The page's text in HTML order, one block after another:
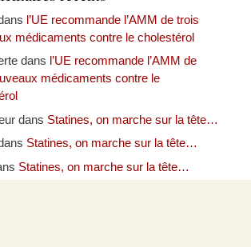
l’UE recommande l’AMM de trois
médicaments contre le cholestérol
dans l’UE recommande l’AMM de
médicaments contre le
dans Statines, on marche sur la tête…
Statines, on marche sur la tête…
Statines, on marche sur la tête…